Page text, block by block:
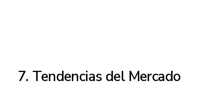
7. Tendencias del Mercado